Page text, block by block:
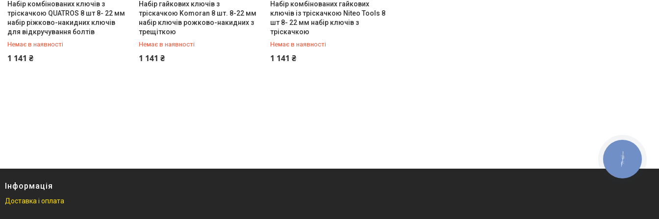
Розвідні ключі
Ключ комбінований
Накидні ключі
Знімачі
Неодимові пошукові магніти
Ручні обтискні інструменти
Набір комбінованих ключів з
тріскачкою QUATROS 8 шт 8- 22 мм
набір ріжково-накидних ключів
для відкручування болтів
Немає в наявності
1 141 ₴
+380 (67) 287-16-78
Набір гайкових ключів з
тріскачкою Komoran 8 шт. 8-22 мм
набір ключів рожково-накидних з
трещіткою
Немає в наявності
1 141 ₴
+380 (67) 287-16-78
Набір комбінованих гайкових
ключів із тріскачкою Niteo Tools 8
шт 8- 22 мм набір ключів з
тріскачкою
Немає в наявності
1 141 ₴
+380 (67) 287-16-78
Інформація
Доставка і оплата
КНОПКА
ЗВ'ЯЗКУ